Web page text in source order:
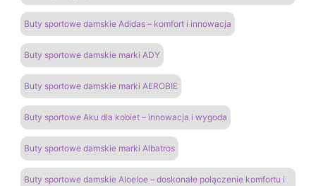
Buty sportowe damskie Adidas – komfort i innowacja
Buty sportowe damskie marki ADY
Buty sportowe damskie marki AEROBIE
Buty sportowe Aku dla kobiet – innowacja i wygoda
Buty sportowe damskie marki Albatros
Buty sportowe damskie Aloeloe – doskonałe połączenie komfortu i